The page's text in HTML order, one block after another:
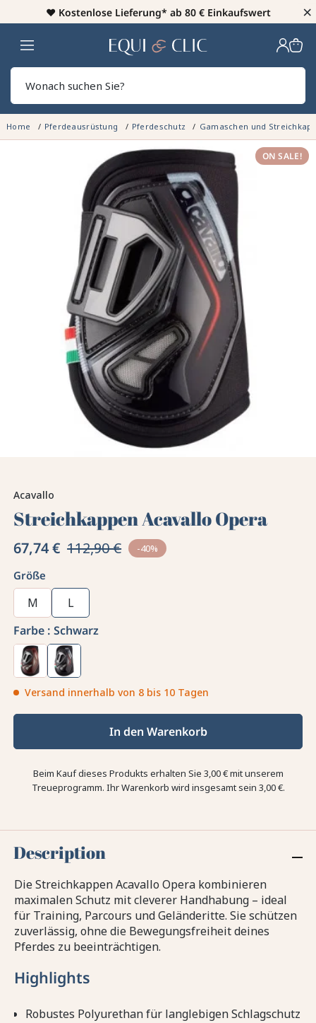
♥️ Kostenlose Lieferung* ab 80 € Einkaufswert ×
Heim
Home Pferdeausrüstung Pferdeschutz Gamaschen und
ON SALE!
Acavallo
Streichkappen Acavallo Opera
67,74 € 112,90 € -40%
Größe
M
L
Farbe : Schwarz
Versand innerhalb von 8 bis 10 Tagen
In den Warenkorb
Beim Kauf dieses Produkts erhalten Sie 3,00 €mit unserem
Treueprogramm. Ihr Warenkorb wird insgesamt sein 3,00 €.
Description
Die Streichkappen Acavallo Opera kombinieren
maximalen Schutz mit cleverer Handhabung – ideal
für Training, Parcours und Geländeritte. Sie schützen
zuverlässig, ohne die Bewegungsfreiheit deines
Pferdes zu beeinträchtigen.
Highlights
Robustes Polyurethan für langlebigen Schlagschutz